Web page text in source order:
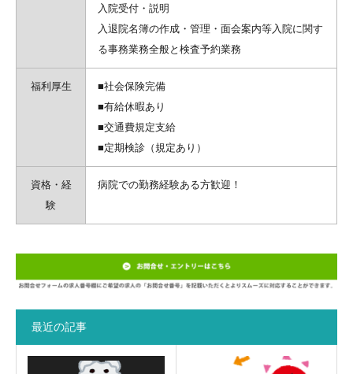
入院受付・説明
入退院名簿の作成・管理・面会案内等入院に関す
る事務業務全般と検査予約業務
福利厚生
■社会保険完備
■有給休暇あり
■交通費規定支給
■定期検診（規定あり）
資格・経
験
病院での勤務経験ある方歓迎！
最近の記事